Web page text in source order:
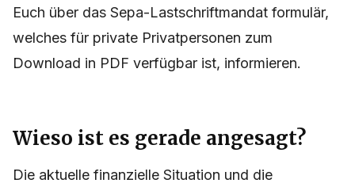
Euch über das Sepa-Lastschriftmandat formulär,
welches für private Privatpersonen zum
Download in PDF verfügbar ist, informieren.
Wieso ist es gerade angesagt?
Die aktuelle finanzielle Situation und die